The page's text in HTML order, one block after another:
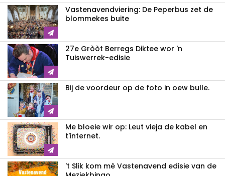
Vastenavendviering: De Peperbus zet de
blommekes buite
27e Gròòt Berregs Diktee wor 'n
Tuiswerrek-edisie
Bij de voordeur op de foto in oew bulle.
Me bloeie wir op: Leut vieja de kabel en
t'internet.
't Slik kom mè Vastenavend edisie van de